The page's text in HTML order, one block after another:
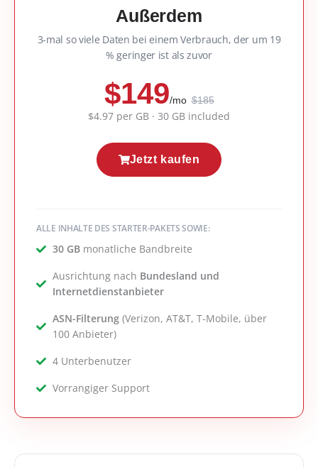
Außerdem
3-mal so viele Daten bei einem Verbrauch, der um 19
% geringer ist als zuvor
$149/mo $185
$4.97 per GB · 30 GB included
Jetzt kaufen
ALLE INHALTE DES STARTER-PAKETS SOWIE:
30 GBmonatliche Bandbreite
Ausrichtung nach Bundesland und
Internetdienstanbieter
ASN-Filterung(Verizon, AT&T, T-Mobile, über
100 Anbieter)
4 Unterbenutzer
Vorrangiger Support